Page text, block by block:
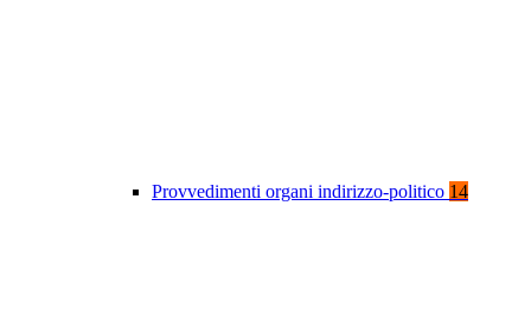
Provvedimenti organi indirizzo-politico 14